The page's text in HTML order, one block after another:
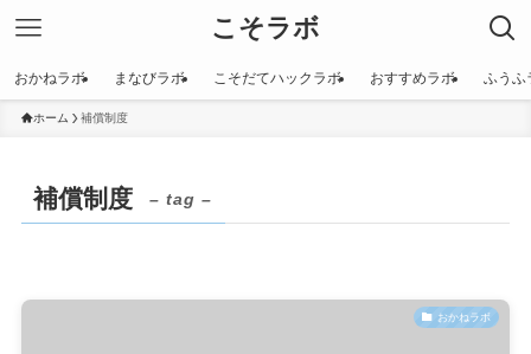
こそラボ
おかねラボ まなびラボ こそだてハックラボ おすすめラボ ふうふ
ホーム 補償制度
補償制度 – tag –
おかねラボ